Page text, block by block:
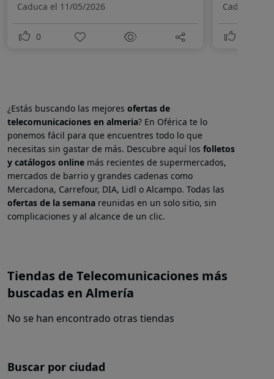
Caduca el 11/05/2026
0
Caduca el
¿Estás buscando las mejores ofertas de
telecomunicaciones en almeria? En Oférica te lo
ponemos fácil para que encuentres todo lo que
necesitas sin gastar de más. Descubre aquí los folletos
y catálogos online más recientes de supermercados,
mercados de barrio y grandes cadenas como
Mercadona, Carrefour, DIA, Lidl o Alcampo. Todas las
ofertas de la semana reunidas en un solo sitio, sin
complicaciones y al alcance de un clic.
Tiendas de Telecomunicaciones más
buscadas en Almería
No se han encontrado otras tiendas
Buscar por ciudad